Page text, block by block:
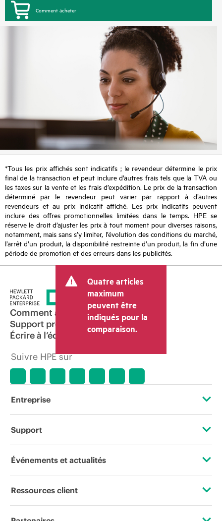
Comment acheter
*Tous les prix affichés sont indicatifs ; le revendeur détermine le prix
final de la transaction et peut inclure d’autres frais tels que la TVA ou
les taxes sur la vente et les frais d’expédition. Le prix de la transaction
déterminé par le revendeur peut varier par rapport à d’autres
revendeurs et au prix indicatif affiché. Les prix indicatifs peuvent
inclure des offres promotionnelles limitées dans le temps. HPE se
réserve le droit d’ajuster les prix à tout moment pour diverses raisons,
notamment, mais sans s’y limiter, l’évolution des conditions du marché,
l’arrêt d’un produit, la disponibilité restreinte d’un produit, la fin d’une
période de promotion et des erreurs dans les publicités.
Quatre articles
maximum
peuvent être
indiqués pour la
comparaison.
Comment acheter
Support produit
Écrire à l’équipe commerciale
Suivre HPE sur
Entreprise
À propos de HPE
Responsabilité d’entreprise
Support
Services d’assistance opérationnelle (OSS)
Événements et actualités
Événements
Ressources client
Nous contacter